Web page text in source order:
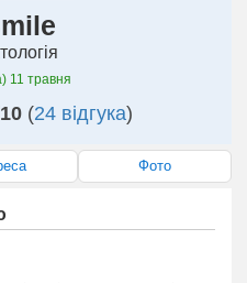
11 травня
(24 відгука)
Фото